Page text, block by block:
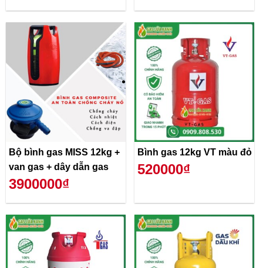
Bộ bình gas MISS 12kg +
van gas + dây dẫn gas
3900000₫
Bình gas 12kg VT màu đỏ
520000₫